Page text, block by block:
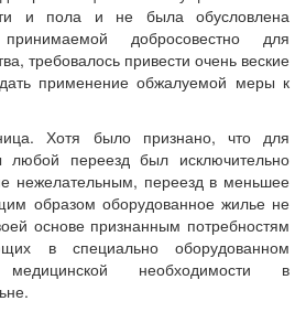
и пола и не была обусловлена
добросовестно для
требовалось привести очень веские
применение обжалуемой меры к
Хотя было признано, что для
любой переезд был исключительно
нежелательным, переезд в меньшее
образом оборудованное жилье не
основе признанным потребностям
в специально оборудованном
необходимости в